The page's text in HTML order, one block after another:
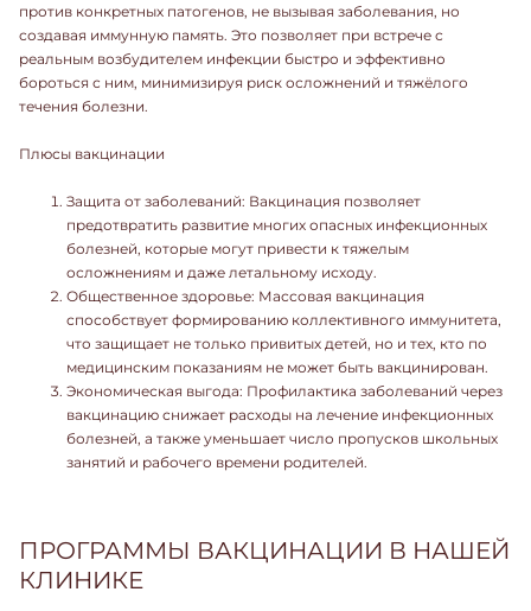
против конкретных патогенов, не вызывая заболевания, но
создавая иммунную память. Это позволяет при встрече с
реальным возбудителем инфекции быстро и эффективно
бороться с ним, минимизируя риск осложнений и тяжёлого
течения болезни.
Плюсы вакцинации
Защита от заболеваний: Вакцинация позволяет
предотвратить развитие многих опасных инфекционных
болезней, которые могут привести к тяжелым
осложнениям и даже летальному исходу.
Общественное здоровье: Массовая вакцинация
способствует формированию коллективного иммунитета,
что защищает не только привитых детей, но и тех, кто по
медицинским показаниям не может быть вакцинирован.
Экономическая выгода: Профилактика заболеваний через
вакцинацию снижает расходы на лечение инфекционных
болезней, а также уменьшает число пропусков школьных
занятий и рабочего времени родителей.
ПРОГРАММЫ ВАКЦИНАЦИИ В НАШЕЙ
КЛИНИКЕ